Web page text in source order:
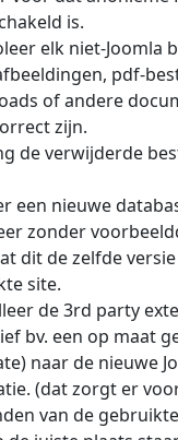
is.
elk niet-Joomla
pdf-
of andere
zijn.
de verwijderde
een nieuwe
zonder
dit de zelfde versie
site.
de 3rd party
bv. een op maat
naar de nieuwe
(dat zorgt er
van de